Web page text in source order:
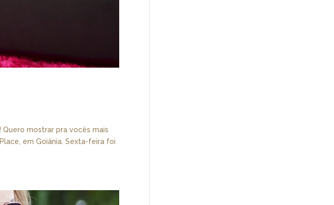
Quero mostrar pra vocês mais
em Goiânia. Sexta-feira foi